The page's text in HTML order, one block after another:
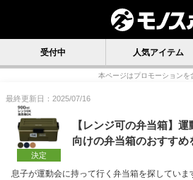
受付中 人気アイテム
本ページはプロモーションを
最終更新日：2025/07/16
決定
【レンジ可の弁当箱】
向けの弁当箱のおすすめ
息子が運動会に持って行く弁当箱を探していま